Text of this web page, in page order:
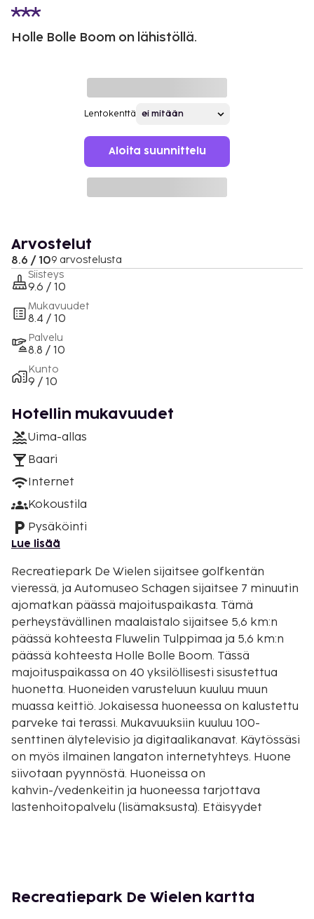
Holle Bolle Boom on lähistöllä.
Lentokenttä
Aloita suunnittelu
Arvostelut
8.6 / 109 arvostelusta
Siisteys
9.6 / 10
Mukavuudet
8.4 / 10
Palvelu
8.8 / 10
Kunto
9 / 10
Hotellin mukavuudet
Uima-allas
Baari
Internet
Kokoustila
Pysäköinti
Lue lisää
Recreatiepark De Wielen sijaitsee golfkentän
vieressä, ja Automuseo Schagen sijaitsee 7 minuutin
ajomatkan päässä majoituspaikasta. Tämä
perheystävällinen maalaistalo sijaitsee 5,6 km:n
päässä kohteesta Fluwelin Tulppimaa ja 5,6 km:n
päässä kohteesta Holle Bolle Boom. Tässä
majoituspaikassa on 40 yksilöllisesti sisustettua
huonetta. Huoneiden varusteluun kuuluu muun
muassa keittiö. Jokaisessa huoneessa on kalustettu
parveke tai terassi. Mukavuuksiin kuuluu 100-
senttinen älytelevisio ja digitaalikanavat. Käytössäsi
on myös ilmainen langaton internetyhteys. Huone
siivotaan pyynnöstä. Huoneissa on
kahvin-/vedenkeitin ja huoneessa tarjottava
lastenhoitopalvelu (lisämaksusta). Etäisyydet
Callantsoogin ranta - 5,8 km / 3,6 mi
Recreatiepark De Wielen kartta